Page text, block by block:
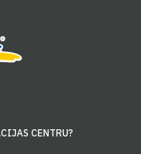
CENTRU?